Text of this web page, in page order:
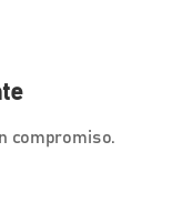
compromiso.